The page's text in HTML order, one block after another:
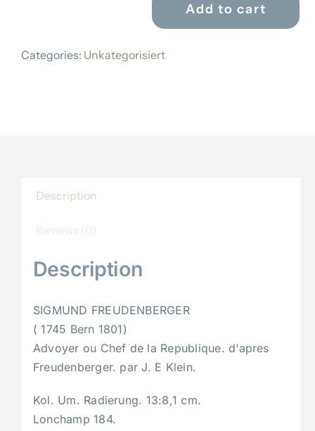
quantity
Add to cart
Categories: Unkategorisiert
Description
Reviews (0)
Description
SIGMUND FREUDENBERGER
( 1745 Bern 1801)
Advoyer ou Chef de la Republique. d‘apres
Freudenberger. par J. E Klein.
Kol. Um. Radierung. 13:8,1 cm.
Lonchamp 184.